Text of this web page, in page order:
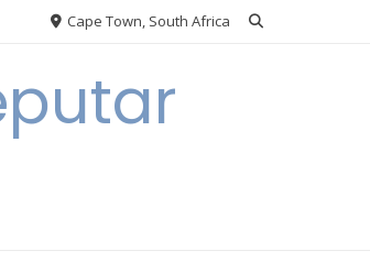
Cape Town, South Africa